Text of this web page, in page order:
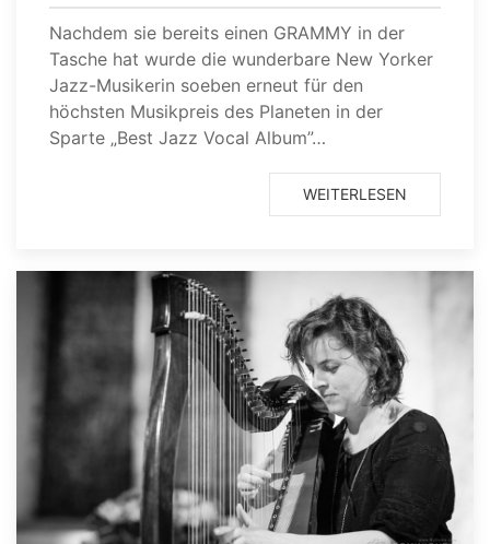
Nachdem sie bereits einen GRAMMY in der
Tasche hat wurde die wunderbare New Yorker
Jazz-Musikerin soeben erneut für den
höchsten Musikpreis des Planeten in der
Sparte „Best Jazz Vocal Album”…
WEITERLESEN